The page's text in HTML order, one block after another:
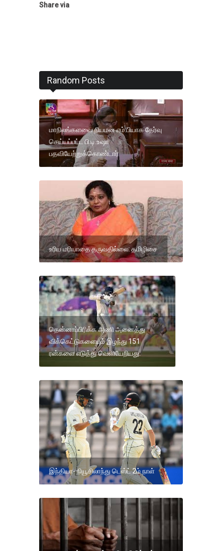
Share via
Random Posts
மாநிலங்களவை நியமன எம்.பியாக தேர்வு
செய்யப்பட்ட பி.டி.உஷா
பதவியேற்றுக்கொண்டார்
உரிய மரியாதை தருவதில்லை: தமிழிசை
தென்னாப்பிரிக்க அணி அனைத்து
விக்கெட்டுகளையும் இழந்து 151
ரன்களை எடுத்து வெளியேறியது.
இந்தியா- நியூசிலாந்து டெஸ்ட் 2ம் நாள்